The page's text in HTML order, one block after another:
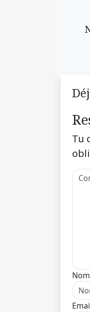
Tu